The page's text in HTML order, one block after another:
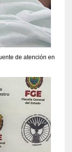
de atención en